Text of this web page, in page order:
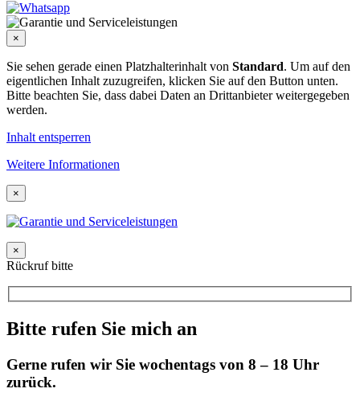
×
Sie sehen gerade einen Platzhalterinhalt von Standard. Um auf den
eigentlichen Inhalt zuzugreifen, klicken Sie auf den Button unten.
Bitte beachten Sie, dass dabei Daten an Drittanbieter weitergegeben
werden.
Inhalt entsperren
Weitere Informationen
×
×
Rückruf bitte
Bitte rufen Sie mich an
Gerne rufen wir Sie wochentags von 8 – 18 Uhr
zurück.